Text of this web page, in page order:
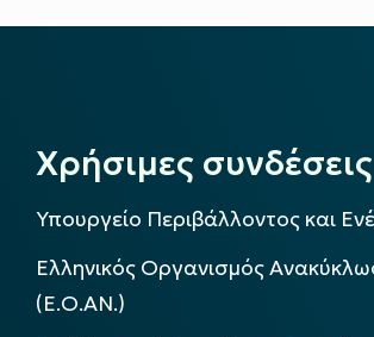
Χρήσιμες συνδέσεις
Υπουργείο Περιβάλλοντος και
Ελληνικός Οργανισμός
(Ε.Ο.ΑΝ.)